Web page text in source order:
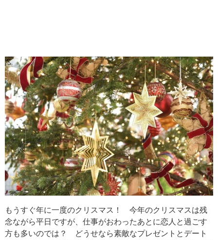
もうすぐ年に一度のクリスマス！ 今年のクリスマスは残
念ながら平日ですが、仕事がおわったあとに恋人と過ごす
方も多いのでは？ どうせなら素敵なプレゼントとデート